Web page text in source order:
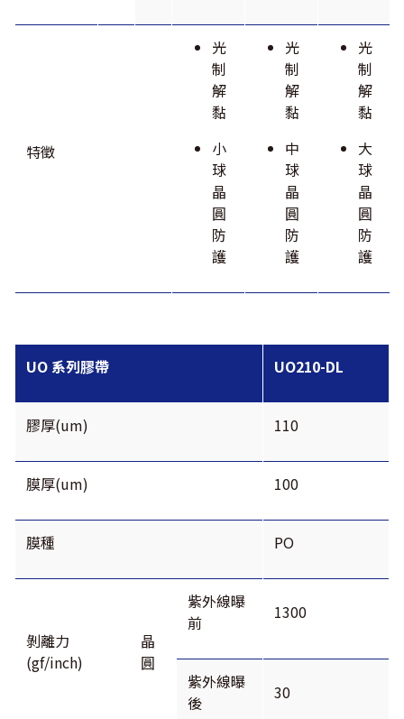
特徵
光
制
解
黏
小
球
晶
圓
防
護
光
制
解
黏
中
球
晶
圓
防
護
光
制
解
黏
大
球
晶
圓
防
護
UO 系列膠帶 UO210-DL
膠厚(um) 110
膜厚(um) 100
膜種 PO
剝離力
(gf/inch)
晶
圓
紫外線曝
前
1300
紫外線曝
後
30